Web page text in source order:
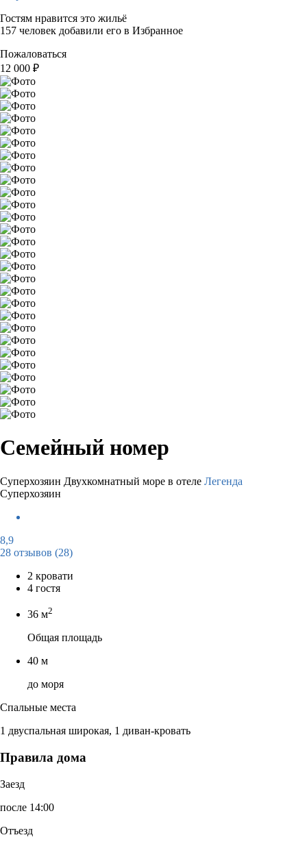
Гостям нравится это жильё
157 человек добавили его в Избранное
Пожаловаться
12 000 ₽
Семейный номер
Суперхозяин Двухкомнатный море в отеле Легенда
Суперхозяин
8,9
28 отзывов (28)
2 кровати
4 гостя
36 м2
Общая площадь
40 м
до моря
Спальные места
1 двуспальная широкая, 1 диван-кровать
Правила дома
Заезд
после 14:00
Отъезд